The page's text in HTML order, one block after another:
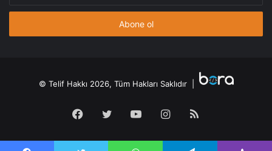
adresinizi
© Telif Hakkı 2026, Tüm Hakları Saklıdır |
Facebook
TwitterYouTubeInstagram
RSS